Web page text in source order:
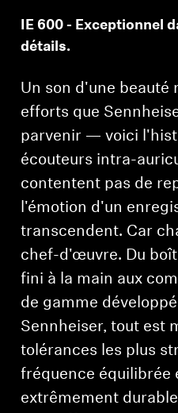
Professionnel
IE 600 - Exceptionnel
détails.
Un son d'une beauté
efforts que
parvenir — voici
écouteurs intra-
contentent pas de
l'émotion d'un
transcendent. Car
chef-d'œuvre. Du
fini à la main aux
de gamme
Sennheiser, tout est
tolérances les plus
fréquence équilibrée
extrêmement